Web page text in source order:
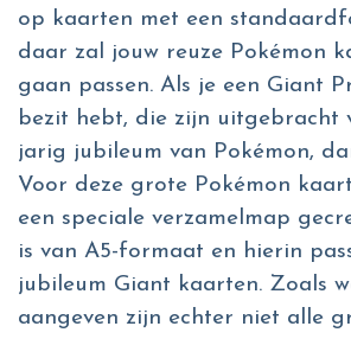
op kaarten met een
daar zal jouw reuze Pokémon
gaan passen. Als je een Giant
bezit hebt, die zijn uitgebracht
jarig jubileum van Pokémon,
Voor deze grote Pokémon
een speciale verzamelmap
is van A5-formaat en hierin
jubileum Giant kaarten. Zoals
aangeven zijn echter niet alle